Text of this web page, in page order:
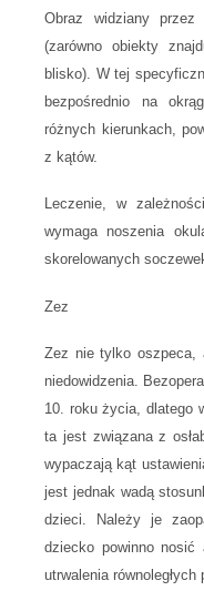
Obraz widziany przez
(zarówno obiekty
blisko). W tej
bezpośrednio na
różnych kierunkach,
z kątów.
Leczenie, w
wymaga noszenia
skorelowanych
Zez
Zez nie tylko oszpeca,
niedowidzenia.
10. roku życia, dlatego
ta jest związana z
wypaczają kąt
jest jednak wadą
dzieci. Należy je
dziecko powinno
utrwalenia równoległych